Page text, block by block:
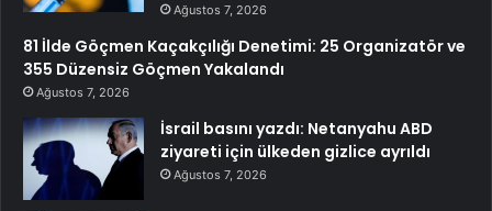
Ağustos 7, 2026
81 İlde Göçmen Kaçakçılığı Denetimi: 25 Organizatör ve
355 Düzensiz Göçmen Yakalandı
Ağustos 7, 2026
İsrail basını yazdı: Netanyahu ABD
ziyareti için ülkeden gizlice ayrıldı
Ağustos 7, 2026